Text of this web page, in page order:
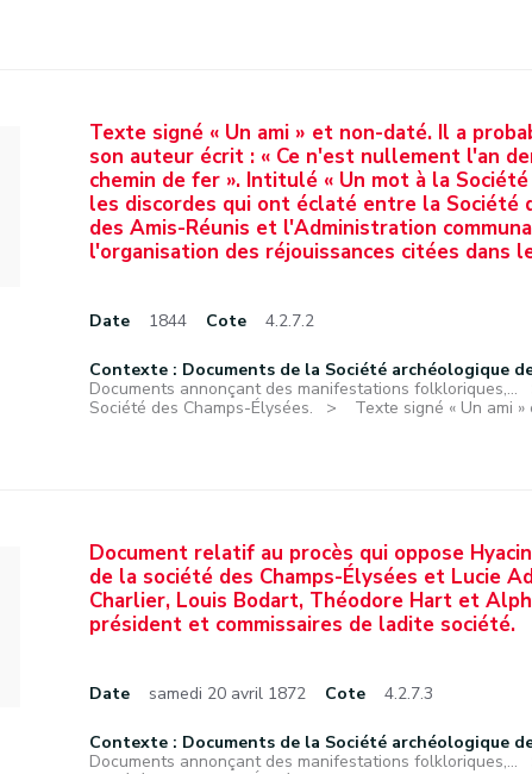
Texte signé « Un ami » et non-daté. Il a
son auteur écrit : « Ce n'est nullement l'an
chemin de fer ». Intitulé « Un mot à la
les discordes qui ont éclaté entre la Société
des Amis-Réunis et l'Administration
l'organisation des réjouissances citées dans
Date 1844 Cote 4.2.7.2
Contexte : Documents de la Société archéologique
Documents annonçant des manifestations folkloriques,...
Société des Champs-Élysées.
Texte signé « Un ami
Document relatif au procès qui oppose
de la société des Champs-Élysées et Lucie
Charlier, Louis Bodart, Théodore Hart et
président et commissaires de ladite société.
Date samedi 20 avril 1872 Cote 4.2.7.3
Contexte : Documents de la Société archéologique
Documents annonçant des manifestations folkloriques,...